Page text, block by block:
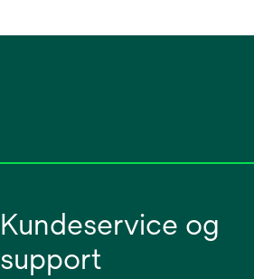
Kundeservice og
support